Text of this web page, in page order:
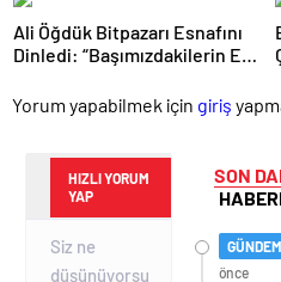
Ali Öğdük Bitpazarı Esnafını
Dinledi: “Başımızdakilerin Eli
Yorum yapabilmek için giriş
HIZLI YORUM
YAP
SON
GÜNDEM
önce